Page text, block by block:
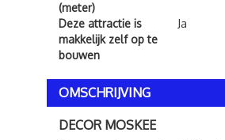
(meter)
Deze attractie is
makkelijk zelf op te
bouwen
Ja
OMSCHRIJVING
DECOR MOSKEE